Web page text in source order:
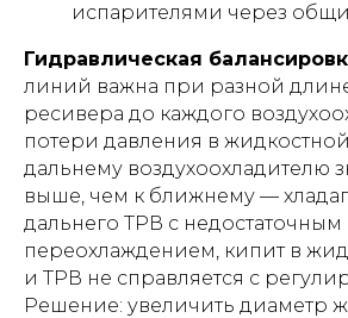
испарителями через
Гидравлическая
линий важна при разной длине
ресивера до каждого
потери давления в
дальнему воздухоохладителю
выше, чем к ближнему —
дальнего ТРВ с недостаточным
переохлаждением, кипит в
и ТРВ не справляется с
Решение: увеличить диаметр